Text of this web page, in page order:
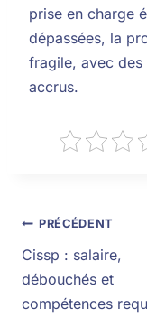
prise en charge
dépassées, la
fragile, avec des
accrus.
PRÉCÉDENT
Cissp : salaire,
débouchés et
compétences